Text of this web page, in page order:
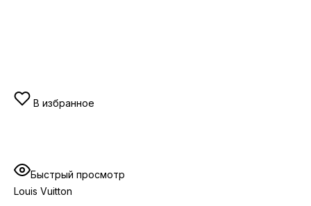
В избранное
Быстрый просмотр
Louis Vuitton